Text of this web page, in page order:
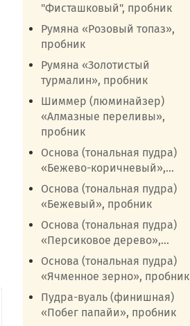
"Фисташковый", пробник
Румяна «Розовый топаз»,
пробник
Румяна «Золотистый
турмалин», пробник
Шиммер (люминайзер)
«Алмазные переливы»,
пробник
Основа (тональная пудра)
«Бежево-коричневый»,...
Основа (тональная пудра)
«Бежевый», пробник
Основа (тональная пудра)
«Персиковое дерево»,...
Основа (тональная пудра)
«Ячменное зерно», пробник
Пудра-вуаль (финишная)
«Побег папайи», пробник